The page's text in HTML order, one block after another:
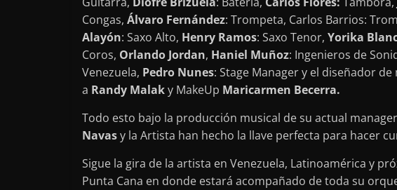
Congas, Álvaro Fernández: Trompeta, Carlos Barrios:
Alayón: Saxo Alto, Henry Ramos: Saxo Tenor, Yorika
Coros, Orlando Jordan, Haniel Muñoz: Ingenieros de
Venezuela, Pedro Nunes: Stage Manager y el diseñador de
a Randy Malaky MakeUp Maricarmen Becerra.
Todo esto bajo la producción musical de su actual manager
Navasy la Artista han hecho la llave perfecta para hacer
Sigue la gira de la artista en Venezuela, Latinoamérica y
Punta Cana en donde estará acompañado de toda su